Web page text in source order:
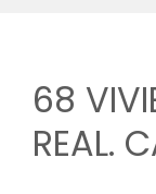
68
REAL.